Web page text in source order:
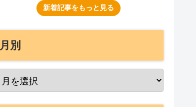
新着記事をもっと見る
月別